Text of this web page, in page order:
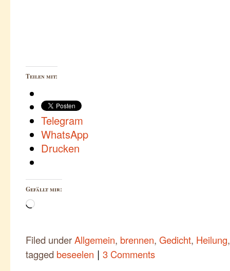
Teilen mit:
Telegram
WhatsApp
Drucken
Gefällt mir:
Wird
Filed underAllgemein, brennen, Gedicht, Heilung
tagged beseelen | 3 Comments